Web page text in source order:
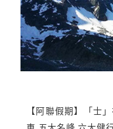
【阿聯假期】「士